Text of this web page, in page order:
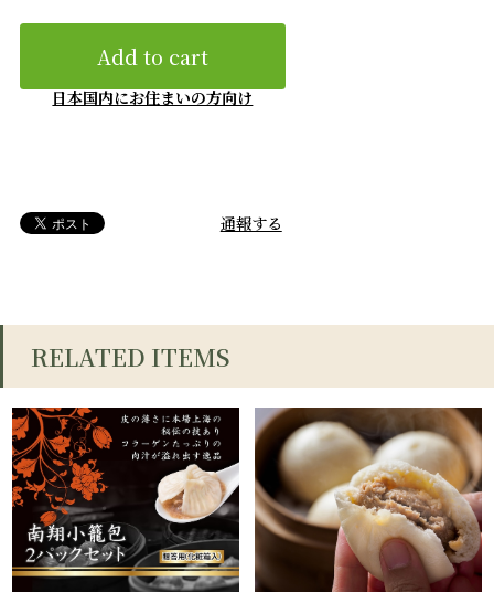
Add to cart
日本国内にお住まいの方向け
通報する
RELATED ITEMS